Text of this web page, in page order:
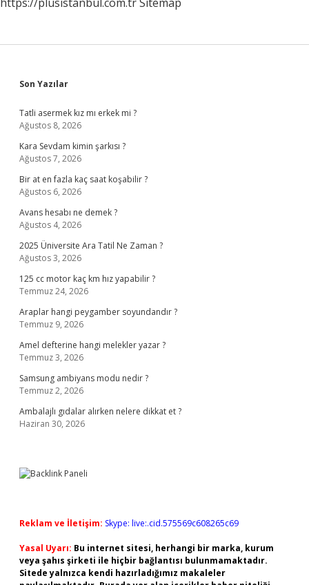
Sidebar
Son Yazılar
Tatli asermek kız mı erkek mi ?
Ağustos 8, 2026
Kara Sevdam kimin şarkısı ?
Ağustos 7, 2026
Bir at en fazla kaç saat koşabilir ?
Ağustos 6, 2026
Avans hesabı ne demek ?
Ağustos 4, 2026
2025 Üniversite Ara Tatil Ne Zaman ?
Ağustos 3, 2026
125 cc motor kaç km hız yapabilir ?
Temmuz 24, 2026
Araplar hangi peygamber soyundandır ?
Temmuz 9, 2026
Amel defterine hangi melekler yazar ?
Temmuz 3, 2026
Samsung ambiyans modu nedir ?
Temmuz 2, 2026
Ambalajlı gıdalar alırken nelere dikkat et ?
Haziran 30, 2026
Reklam ve İletişim: Skype: live:.cid.575569c608265c69
Yasal Uyarı: Bu internet sitesi, herhangi bir marka, kurum
veya şahıs şirketi ile hiçbir bağlantısı bulunmamaktadır.
Sitede yalnızca kendi hazırladığımız makaleler